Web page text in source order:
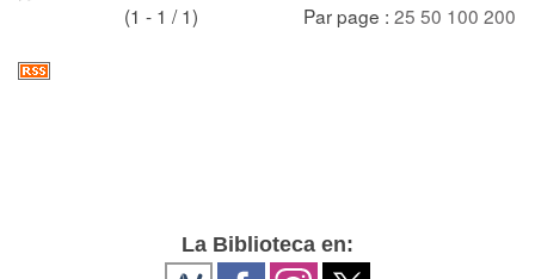
(1 - 1 / 1) Par page : 25 50 100 200
La Biblioteca en: